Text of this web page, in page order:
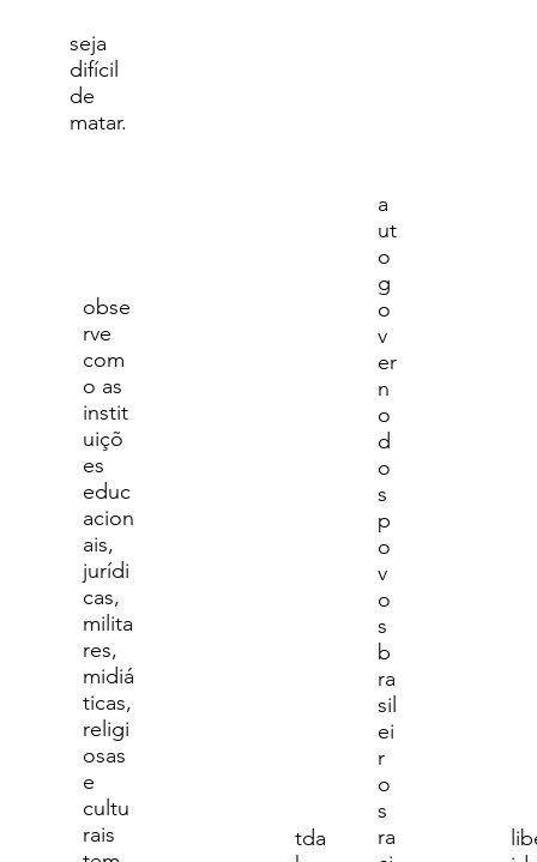
obse
rve
com
o as
instit
uiçõ
es
educ
acion
ais,
jurídi
cas,
milita
res,
midiá
ticas,
religi
osas
e
cultu
rais
a
ut
o
g
o
v
er
n
o
d
o
s
p
o
v
o
s
b
ra
sil
ei
r
o
s
ra
seja
difícil
de
matar.
tda